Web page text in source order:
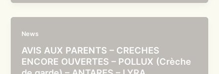
News
AVIS AUX PARENTS – CRECHES
ENCORE OUVERTES – POLLUX (Crèche